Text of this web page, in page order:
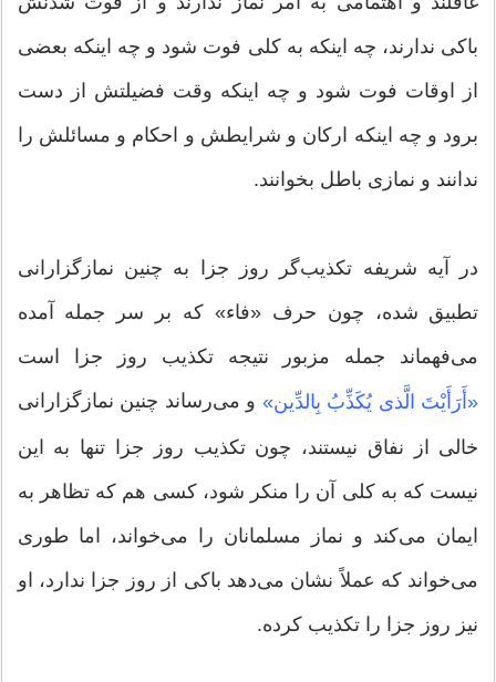
باکى ندارند، چه اینکه به کلى فوت شود و چه اینکه بعضى
از اوقات فوت شود و چه اینکه وقت فضیلتش از دست
برود و چه اینکه ارکان و شرایطش و احکام و مسائلش را
ندانند و نمازى باطل بخوانند.
در آیه شریفه تکذیب‏‌گر روز جزا به چنین نمازگزارانى
تطبیق شده، چون حرف «فاء» که بر سر جمله آمده
مى‌‏فهماند جمله مزبور نتیجه تکذیب روز جزا است
«أَرَأَیْتَ الَّذی یُکَذِّبُ بِالدِّین» و مى‏‌رساند چنین نمازگزارانى
خالى از نفاق نیستند، چون تکذیب روز جزا تنها به این
نیست که به کلى آن را منکر شود، کسى هم که تظاهر به
ایمان مى‏‌کند و نماز مسلمانان را مى‏‌خواند، اما طورى
مى‏‌خواند که عملاً نشان مى‏‌دهد باکى از روز جزا ندارد، او
نیز روز جزا را تکذیب کرده.